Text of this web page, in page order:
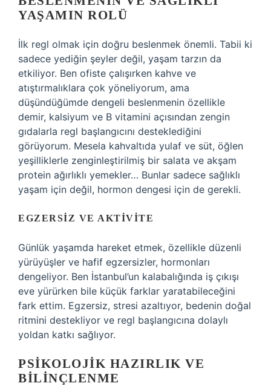
YAŞAMIN ROLÜ
İlk regl olmak için doğru beslenmek önemli. Tabii ki
sadece yediğin şeyler değil, yaşam tarzın da
etkiliyor. Ben ofiste çalışırken kahve ve
atıştırmalıklara çok yöneliyorum, ama
düşündüğümde dengeli beslenmenin özellikle
demir, kalsiyum ve B vitamini açısından zengin
gıdalarla regl başlangıcını desteklediğini
görüyorum. Mesela kahvaltıda yulaf ve süt, öğlen
yeşilliklerle zenginleştirilmiş bir salata ve akşam
protein ağırlıklı yemekler… Bunlar sadece sağlıklı
yaşam için değil, hormon dengesi için de gerekli.
EGZERSIZ VE AKTIVITE
Günlük yaşamda hareket etmek, özellikle düzenli
yürüyüşler ve hafif egzersizler, hormonları
dengeliyor. Ben İstanbul’un kalabalığında iş çıkışı
eve yürürken bile küçük farklar yaratabileceğini
fark ettim. Egzersiz, stresi azaltıyor, bedenin doğal
ritmini destekliyor ve regl başlangıcına dolaylı
yoldan katkı sağlıyor.
PSIKOLOJIK HAZIRLIK VE
BILINÇLENME